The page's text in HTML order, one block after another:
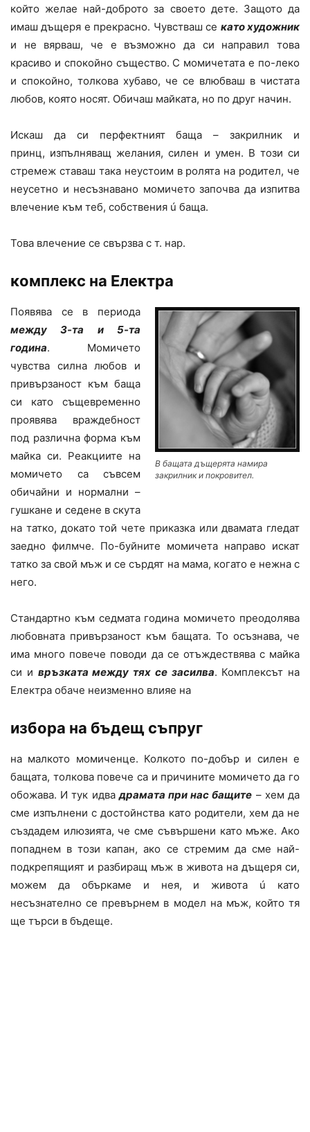
който желае най-доброто за своето дете. Защото да
имаш дъщеря е прекрасно. Чувстваш се като художник
и не вярваш, че е възможно да си направил това
красиво и спокойно същество. С момичетата е по-леко
и спокойно, толкова хубаво, че се влюбваш в чистата
любов, която носят. Обичаш майката, но по друг начин.
Искаш да си перфектният баща – закрилник и
принц, изпълняващ желания, силен и умен. В този си
стремеж ставаш така неустоим в ролята на родител, че
неусетно и несъзнавано момичето започва да изпитва
влечение към теб, собствения ú баща.
Това влечение се свързва с т. нар.
комплекс на Електра
В бащата дъщерята намира
закрилник и покровител.
Появява се в периода
между 3-та и 5-та
година. Момичето
чувства силна любов и
привързаност към баща
си като същевременно
проявява враждебност
под различна форма към
майка си. Реакциите на
момичето са съвсем
обичайни и нормални –
гушкане и седене в скута
на татко, докато той чете приказка или двамата гледат
заедно филмче. По-буйните момичета направо искат
татко за свой мъж и се сърдят на мама, когато е нежна с
него.
Стандартно към седмата година момичето преодолява
любовната привързаност към бащата. То осъзнава, че
има много повече поводи да се отъждествява с майка
си и връзката между тях се засилва. Комплексът на
Електра обаче неизменно влияе на
избора на бъдещ съпруг
на малкото момиченце. Колкото по-добър и силен е
бащата, толкова повече са и причините момичето да го
обожава. И тук идвадрамата при нас бащите – хем да
сме изпълнени с достойнства като родители, хем да не
създадем илюзията, че сме съвършени като мъже. Ако
попаднем в този капан, ако се стремим да сме най-
подкрепящият и разбиращ мъж в живота на дъщеря си,
можем да объркаме и нея, и живота ú като
несъзнателно се превърнем в модел на мъж, който тя
ще търси в бъдеще.